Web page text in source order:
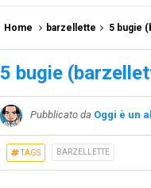
Home barzellette 5 bugie
5 bugie
Pubblicato da Oggi è un
TAGS BARZELLETTE